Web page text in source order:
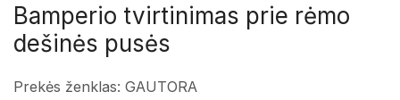
Bamperio tvirtinimas prie rėmo
dešinės pusės
Prekės ženklas: GAUTORA